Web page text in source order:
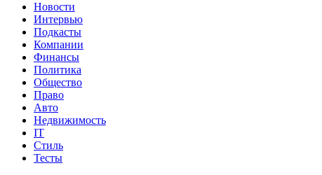
Новости
Интервью
Подкасты
Компании
Финансы
Политика
Общество
Право
Авто
Недвижимость
IT
Стиль
Тесты